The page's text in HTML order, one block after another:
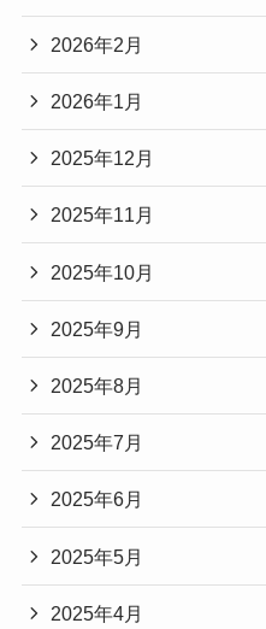
2026年2月
2026年1月
2025年12月
2025年11月
2025年10月
2025年9月
2025年8月
2025年7月
2025年6月
2025年5月
2025年4月